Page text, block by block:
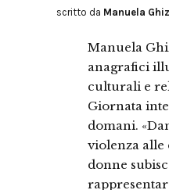
scritto da Manuela
Manuela
anagrafici
culturali e
Giornata
domani.
violenza alle
donne